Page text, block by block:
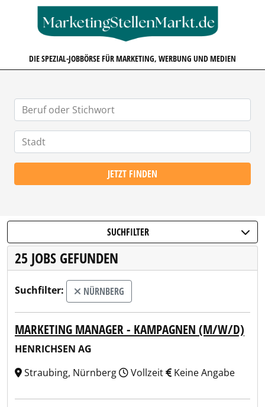
DIE SPEZIAL-JOBBÖRSE FÜR MARKETING, WERBUNG UND MEDIEN
JETZT FINDEN
SUCHFILTER
25 JOBS GEFUNDEN
Suchfilter: NÜRNBERG
MARKETING MANAGER - KAMPAGNEN (M/W/D)
HENRICHSEN AG
Straubing, Nürnberg
Vollzeit Keine Angabe